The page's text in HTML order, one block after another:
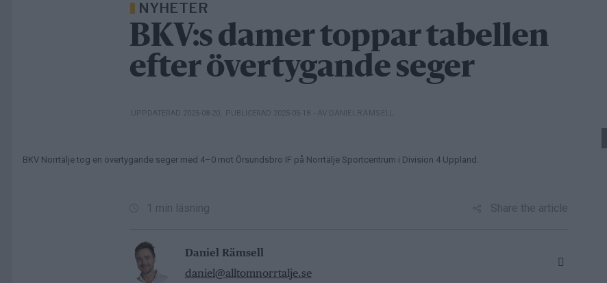
NYHETER
BKV:s damer toppar tabellen
efter övertygande seger
UPPDATERAD 2025-08-20 , PUBLICERAD 2025-05-18 – AV DANIEL RÄMSELL
BKV Norrtälje tog en övertygande seger med 4–0 mot Örsundsbro IF på Norrtälje Sportcentrum i Division 4 Uppland.
1 min läsning Share the article
Daniel Rämsell
daniel@alltomnorrtalje.se